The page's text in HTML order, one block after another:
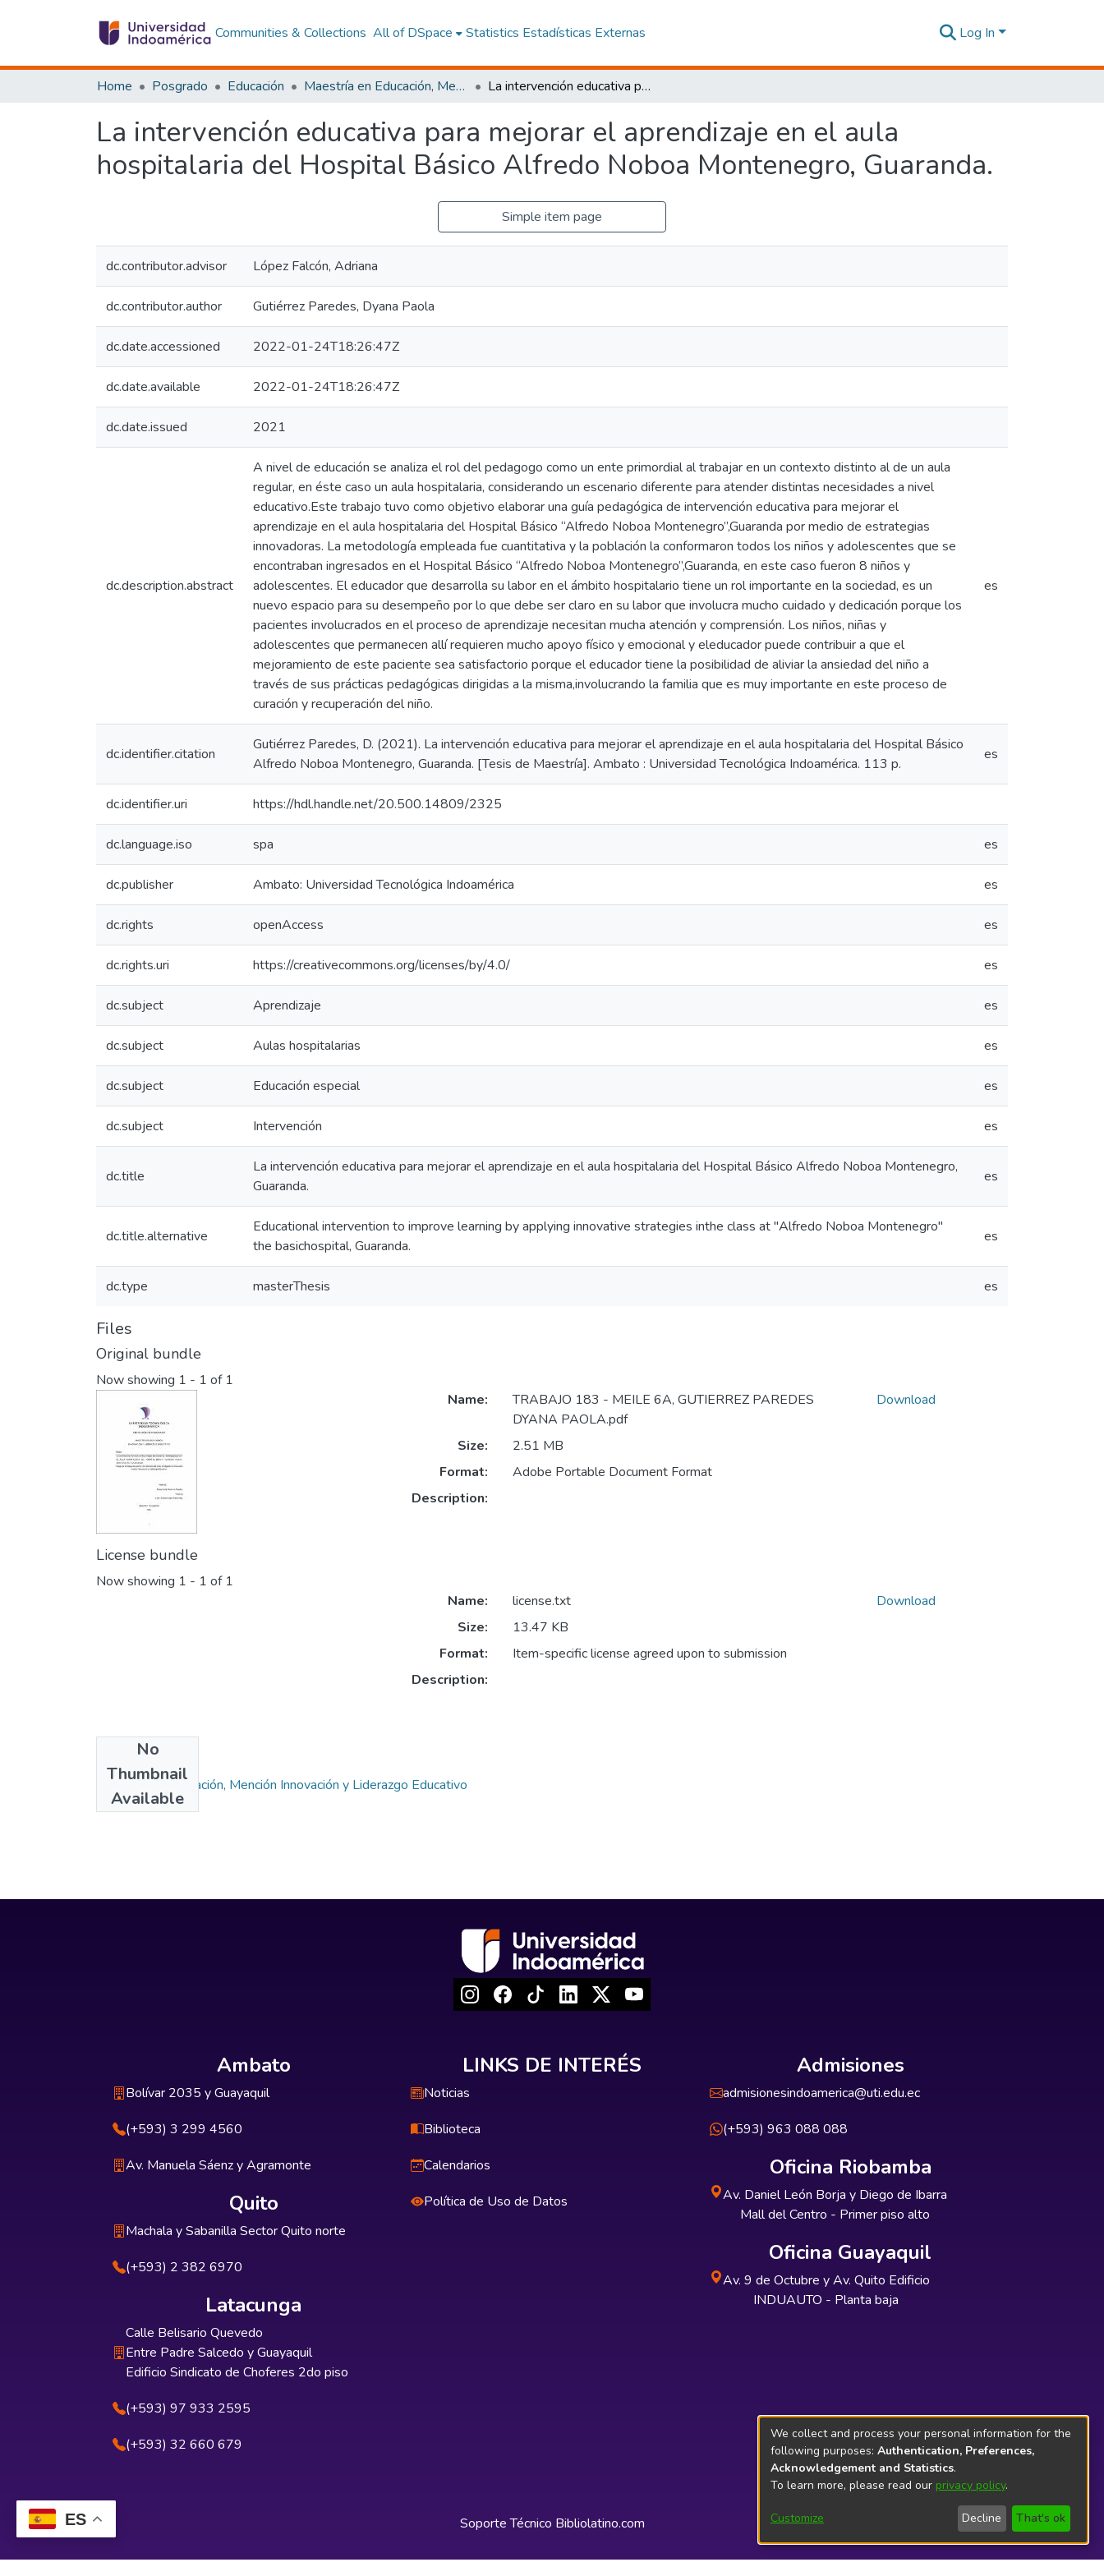
ES
Communities & Collections All of DSpace Statistics Estadísticas Externas Log In
Home Posgrado Educación Maestría en Educación, Mención Innovación y Liderazgo Educativo La intervención educativa para mejorar el aprendizaje en el aula hospitalaria del Hospital Básico Alfredo Noboa Montenegro, Guaranda.
La intervención educativa para mejorar el aprendizaje en el aula
hospitalaria del Hospital Básico Alfredo Noboa Montenegro, Guaranda.
Simple item page
dc.contributor.advisor López Falcón, Adriana
dc.contributor.author Gutiérrez Paredes, Dyana Paola
dc.date.accessioned 2022-01-24T18:26:47Z
dc.date.available 2022-01-24T18:26:47Z
dc.date.issued 2021
dc.description.abstract
A nivel de educación se analiza el rol del pedagogo como un ente primordial al trabajar en un contexto distinto al de un aula
regular, en éste caso un aula hospitalaria, considerando un escenario diferente para atender distintas necesidades a nivel
educativo.Este trabajo tuvo como objetivo elaborar una guía pedagógica de intervención educativa para mejorar el
aprendizaje en el aula hospitalaria del Hospital Básico “Alfredo Noboa Montenegro”,Guaranda por medio de estrategias
innovadoras. La metodología empleada fue cuantitativa y la población la conformaron todos los niños y adolescentes que se
encontraban ingresados en el Hospital Básico “Alfredo Noboa Montenegro”,Guaranda, en este caso fueron 8 niños y
adolescentes. El educador que desarrolla su labor en el ámbito hospitalario tiene un rol importante en la sociedad, es un
nuevo espacio para su desempeño por lo que debe ser claro en su labor que involucra mucho cuidado y dedicación porque los
pacientes involucrados en el proceso de aprendizaje necesitan mucha atención y comprensión. Los niños, niñas y
adolescentes que permanecen allí requieren mucho apoyo físico y emocional y eleducador puede contribuir a que el
mejoramiento de este paciente sea satisfactorio porque el educador tiene la posibilidad de aliviar la ansiedad del niño a
través de sus prácticas pedagógicas dirigidas a la misma,involucrando la familia que es muy importante en este proceso de
curación y recuperación del niño.
es
dc.identifier.citation
Gutiérrez Paredes, D. (2021). La intervención educativa para mejorar el aprendizaje en el aula hospitalaria del Hospital Básico
Alfredo Noboa Montenegro, Guaranda. [Tesis de Maestría]. Ambato : Universidad Tecnológica Indoamérica. 113 p.
es
dc.identifier.uri https://hdl.handle.net/20.500.14809/2325
dc.language.iso spa es
dc.publisher Ambato: Universidad Tecnológica Indoamérica es
dc.rights openAccess es
dc.rights.uri https://creativecommons.org/licenses/by/4.0/ es
dc.subject Aprendizaje es
dc.subject Aulas hospitalarias es
dc.subject Educación especial es
dc.subject Intervención es
dc.title
La intervención educativa para mejorar el aprendizaje en el aula hospitalaria del Hospital Básico Alfredo Noboa Montenegro,
Guaranda.
es
dc.title.alternative
Educational intervention to improve learning by applying innovative strategies inthe class at "Alfredo Noboa Montenegro"
the basichospital, Guaranda.
es
dc.type masterThesis es
Files
Original bundle
Now showing 1 - 1 of 1
Name:
TRABAJO 183 - MEILE 6A, GUTIERREZ PAREDES
DYANA PAOLA.pdf
Size:
2.51 MB
Format:
Adobe Portable Document Format
Description:
Download
License bundle
Now showing 1 - 1 of 1
No
Thumbnail
Available
Name:
license.txt
Size:
13.47 KB
Format:
Item-specific license agreed upon to submission
Description:
Download
Collections
Maestría en Educación, Mención Innovación y Liderazgo Educativo
Ambato
Bolívar 2035 y Guayaquil
(+593) 3 299 4560
Av. Manuela Sáenz y Agramonte
Quito
Machala y Sabanilla Sector Quito norte
(+593) 2 382 6970
Latacunga
Calle Belisario Quevedo
Entre Padre Salcedo y Guayaquil
Edificio Sindicato de Choferes 2do piso
(+593) 97 933 2595
(+593) 32 660 679
LINKS DE INTERÉS
Noticias
Biblioteca
Calendarios
Política de Uso de Datos
Admisiones
admisionesindoamerica@uti.edu.ec
(+593) 963 088 088
Oficina Riobamba
Av. Daniel León Borja y Diego de Ibarra
Mall del Centro - Primer piso alto
Oficina Guayaquil
Av. 9 de Octubre y Av. Quito Edificio
INDUAUTO - Planta baja
Soporte Técnico Bibliolatino.com
We collect and process your personal information for the
following purposes: Authentication, Preferences,
Acknowledgement and Statistics.
To learn more, please read our privacy policy.
Customize Decline That's ok